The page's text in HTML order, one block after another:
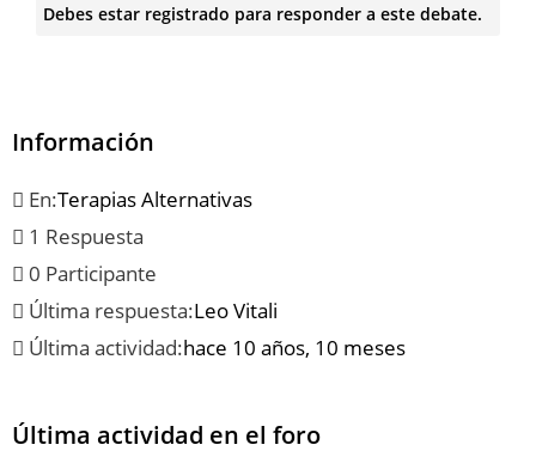
Debes estar registrado para responder a este debate.
Información
En:Terapias Alternativas
1 Respuesta
0 Participante
Última respuesta:Leo Vitali
Última actividad:hace 10 años, 10 meses
Última actividad en el foro